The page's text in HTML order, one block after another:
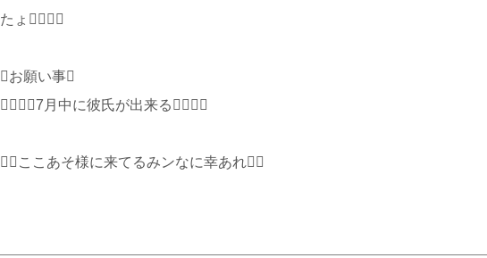
たょ
お願い事
7月中に彼氏が出来る
ここあそ様に来てるみンなに幸あれ